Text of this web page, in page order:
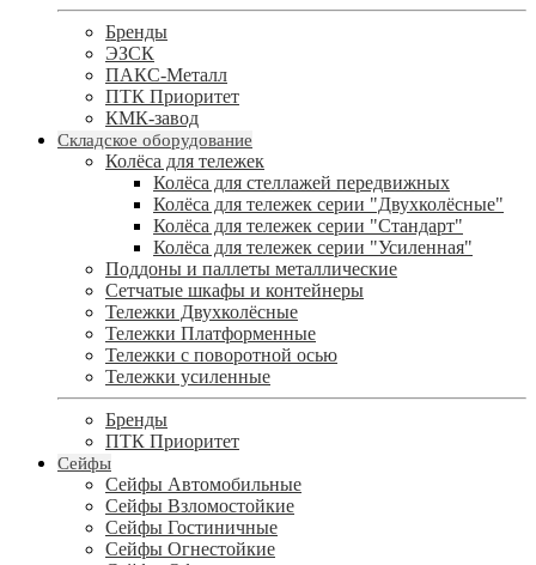
Бренды
ЭЗСК
ПАКС-Металл
ПТК Приоритет
КМК-завод
Складское оборудование
Колёса для тележек
Колёса для стеллажей передвижных
Колёса для тележек серии "Двухколёсные"
Колёса для тележек серии "Стандарт"
Колёса для тележек серии "Усиленная"
Поддоны и паллеты металлические
Сетчатые шкафы и контейнеры
Тележки Двухколёсные
Тележки Платформенные
Тележки с поворотной осью
Тележки усиленные
Бренды
ПТК Приоритет
Сейфы
Сейфы Автомобильные
Сейфы Взломостойкие
Сейфы Гостиничные
Сейфы Огнестойкие